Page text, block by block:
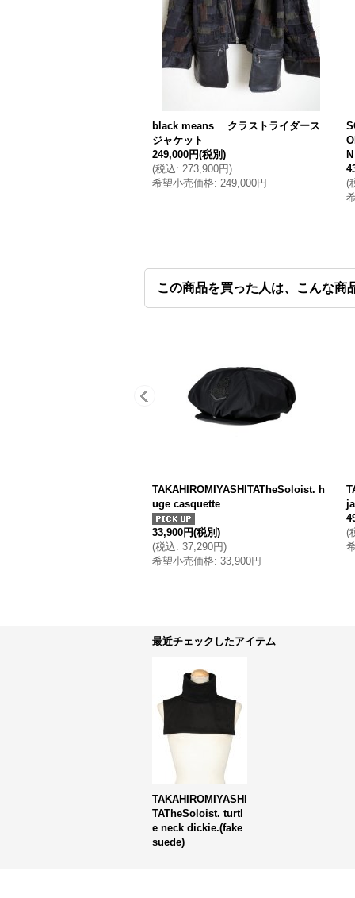
black means クラストライダース
ジャケット
249,000円(税別)
(税込: 273,900円)
希望小売価格: 249,000円
N
(
この商品を買った人は、こんな商
TAKAHIROMIYASHITATheSoloist. h
uge casquette
33,900円(税別)
(税込: 37,290円)
希望小売価格: 33,900円
(
最近チェックしたアイテム
TAKAHIROMIYASHI
TATheSoloist. turtl
e neck dickie.(fake
suede)